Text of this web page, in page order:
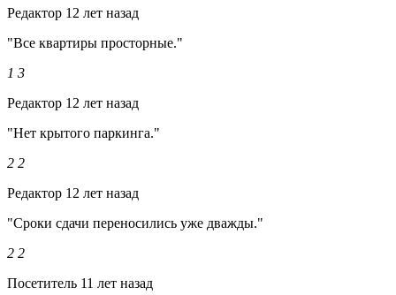
Редактор 12 лет назад
"Все квартиры просторные."
1 3
Редактор 12 лет назад
"Нет крытого паркинга."
2 2
Редактор 12 лет назад
"Сроки сдачи переносились уже дважды."
2 2
Посетитель 11 лет назад